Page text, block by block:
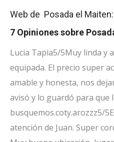
Web de Posada el Maiten:
7 Opiniones sobre
Lucia Tapia5/5Muy linda y
equipada. El precio super
amable y honesta, nos
avisó y lo guardó para que
busquemos.coty.arozzz5/5
atención de Juan. Super